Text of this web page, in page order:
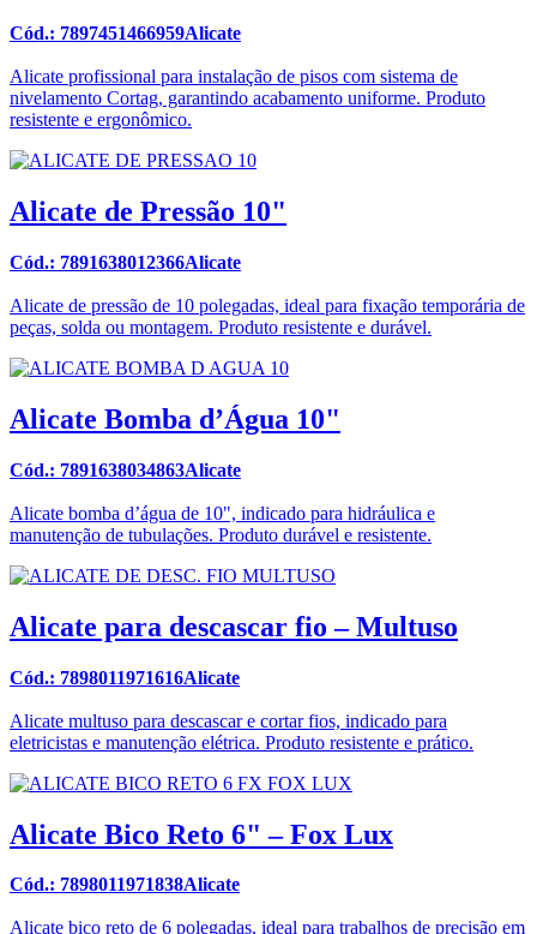
Cód.: 7897451466959Alicate
Alicate profissional para instalação de pisos com sistema de
nivelamento Cortag, garantindo acabamento uniforme. Produto
resistente e ergonômico.
Alicate de Pressão 10"
Cód.: 7891638012366Alicate
Alicate de pressão de 10 polegadas, ideal para fixação temporária de
peças, solda ou montagem. Produto resistente e durável.
Alicate Bomba d’Água 10"
Cód.: 7891638034863Alicate
Alicate bomba d’água de 10", indicado para hidráulica e
manutenção de tubulações. Produto durável e resistente.
Alicate para descascar fio – Multuso
Cód.: 7898011971616Alicate
Alicate multuso para descascar e cortar fios, indicado para
eletricistas e manutenção elétrica. Produto resistente e prático.
Alicate Bico Reto 6" – Fox Lux
Cód.: 7898011971838Alicate
Alicate bico reto de 6 polegadas, ideal para trabalhos de precisão em